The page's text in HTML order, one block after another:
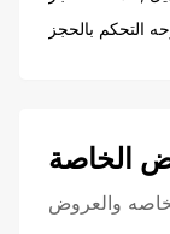
التحكم بالحجز
الخاصة
والعروض